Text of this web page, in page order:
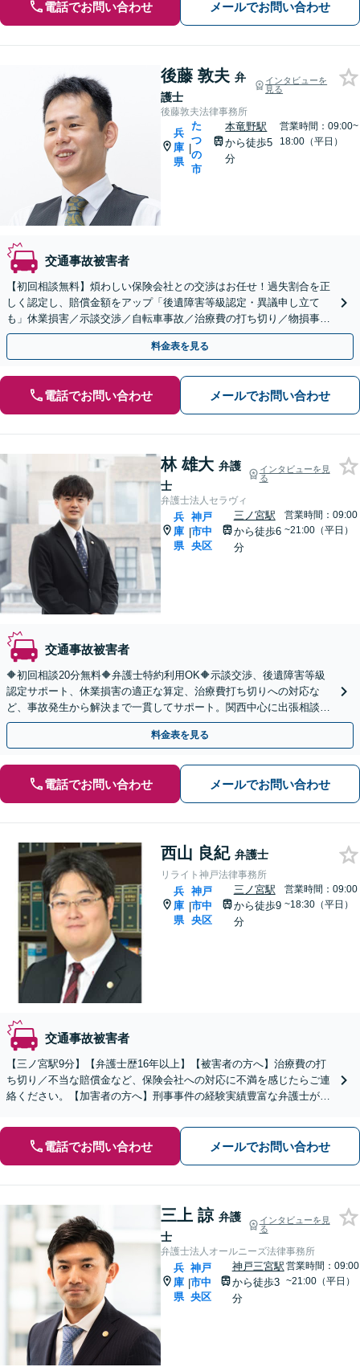
電話でお問い合わせ メールでお問い合わせ
後藤 敦夫 弁
護士
インタビューを
見る
後藤敦夫法律事務所
兵
庫
県
|
た
つ
の
市
本竜野駅
から徒歩5
分
営業時間：09:00~
18:00（平日）
交通事故被害者
【初回相談無料】煩わしい保険会社との交渉はお任せ！過失割合を正
しく認定し、賠償金額をアップ「後遺障害等級認定・異議申し立て
も」休業損害／示談交渉／自転車事故／治療費の打ち切り／物損事故
／死亡事故【休日・夜間相談可】【本竜野駅5分】
料金表を見る
電話でお問い合わせ メールでお問い合わせ
林 雄大 弁護
士
インタビューを見
る
弁護士法人セラヴィ
兵
庫
県
|
神戸
市中
央区
三ノ宮駅
から徒歩6
分
営業時間：09:00
~21:00（平日）
交通事故被害者
🔶初回相談20分無料🔶弁護士特約利用OK🔶示談交渉、後遺障害等級
認定サポート、休業損害の適正な算定、治療費打ち切りへの対応な
ど、事故発生から解決まで一貫してサポート。関西中心に出張相談も
対応【オンライン相談OK】【三ノ宮駅6分】
料金表を見る
電話でお問い合わせ メールでお問い合わせ
西山 良紀 弁護士
リライト神戸法律事務所
兵
庫
県
|
神戸
市中
央区
三ノ宮駅
から徒歩9
分
営業時間：09:00
~18:30（平日）
交通事故被害者
【三ノ宮駅9分】【弁護士歴16年以上】【被害者の方へ】治療費の打
ち切り／不当な賠償金など、保険会社への対応に不満を感じたらご連
絡ください。【加害者の方へ】刑事事件の経験実績豊富な弁護士が石
電話でお問い合わせ メールでお問い合わせ
三上 諒 弁護
士
インタビューを見
る
弁護士法人オールニーズ法律事務所
兵
庫
県
|
神戸
市中
央区
神戸三宮駅
から徒歩3
分
営業時間：09:00
~21:00（平日）